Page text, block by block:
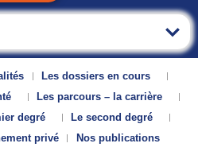
Les dossiers en cours
Les parcours – la carrière
degré
Le second degré
privé Nos publications